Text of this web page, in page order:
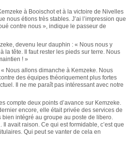
à Booischot et à la victoire de Nivelles
nous étions très stables. J’ai l’impression que
contre nous », indique le passeur de
devenu leur dauphin : « Nous nous y
la tête. Il faut rester les pieds sur terre. Nous
! »
Nous allons dimanche à Kemzeke. Nous
des équipes théoriquement plus fortes
Il ne me paraît pas intéressant avec notre
compte deux points d’avance sur Kemzeke.
encore, elle était privée des services de
bien intégré au groupe au poste de libero.
avait raison. Ce qui est formidable, c’est que
Qui peut se vanter de cela en